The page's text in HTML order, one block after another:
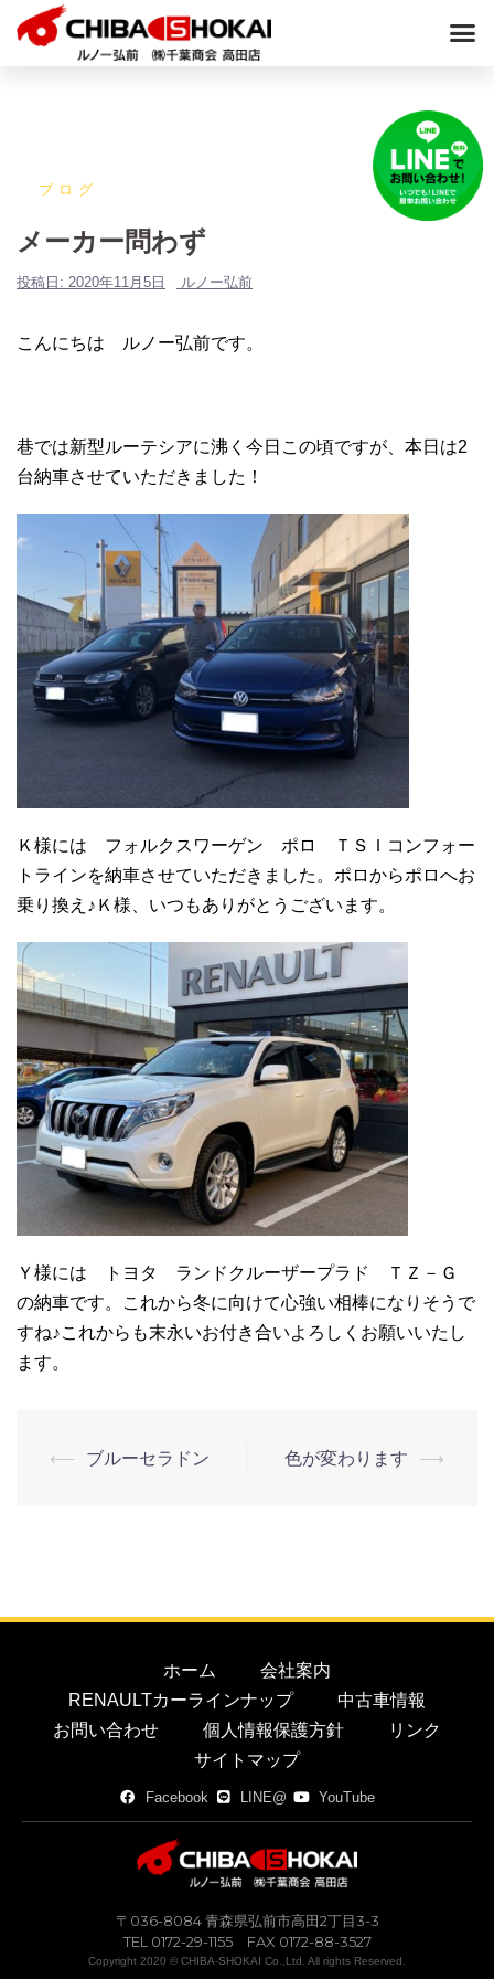
ブログ
メーカー問わず
投稿日: 2020年11月5日 ルノー弘前
こんにちは ルノー弘前です。
巷では新型ルーテシアに沸く今日この頃ですが、本日は2
台納車させていただきました！
Ｋ様には フォルクスワーゲン ポロ ＴＳＩコンフォー
トラインを納車させていただきました。ポロからポロへお
乗り換え♪Ｋ様、いつもありがとうございます。
Ｙ様には トヨタ ランドクルーザープラド ＴＺ－Ｇ
の納車です。これから冬に向けて心強い相棒になりそうで
すね♪これからも末永いお付き合いよろしくお願いいたし
ます。
⟵ ブルーセラドン 色が変わります ⟶
ホーム
会社案内
RENAULTカーラインナップ
中古車情報
お問い合わせ
個人情報保護方針
リンク
サイトマップ
Facebook LINE@ YouTube
〒036-8084 青森県弘前市高田2丁目3-3
TEL 0172-29-1155 FAX 0172-88-3527
Copyright 2020 © CHIBA-SHOKAI Co.,Ltd. All rights Reserved.